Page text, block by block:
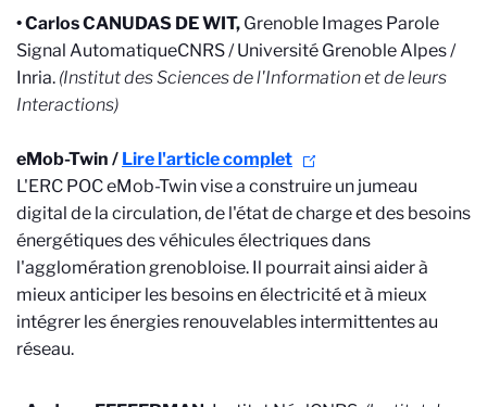
• Carlos CANUDAS DE WIT, Grenoble Images Parole
Signal AutomatiqueCNRS / Université Grenoble Alpes /
Inria. (Institut des Sciences de l'Information et de leurs
Interactions)
eMob-Twin / Lire l'article complet
L'ERC POC eMob-Twin vise a construire un jumeau
digital de la circulation, de l'état de charge et des besoins
énergétiques des véhicules électriques dans
l'agglomération grenobloise. Il pourrait ainsi aider à
mieux anticiper les besoins en électricité et à mieux
intégrer les énergies renouvelables intermittentes au
réseau.